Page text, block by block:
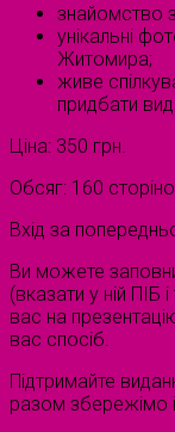
знайомство
унікальні
Житомира;
живе
придбати
Ціна: 350 грн.
Обсяг: 160
Вхід за
Ви можете
(вказати у ній ПІБ
вас на
вас спосіб.
Підтримайте
разом збережімо